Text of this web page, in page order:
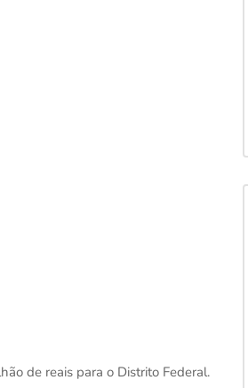
de reais para o Distrito Federal.